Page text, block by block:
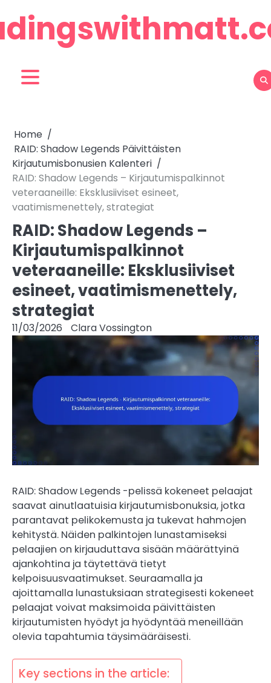
to
content
Home
RAID: Shadow Legends Päivittäisten
Kirjautumisbonusien Kalenteri
RAID: Shadow Legends – Kirjautumispalkinnot
veteraaneille: Eksklusiiviset esineet,
vaatimismenettely, strategiat
RAID: Shadow Legends –
Kirjautumispalkinnot
veteraaneille: Eksklusiiviset
esineet, vaatimismenettely,
strategiat
11/03/2026 Clara Vossington
RAID: Shadow Legends -pelissä kokeneet pelaajat
saavat ainutlaatuisia kirjautumisbonuksia, jotka
parantavat pelikokemusta ja tukevat hahmojen
kehitystä. Näiden palkintojen lunastamiseksi
pelaajien on kirjauduttava sisään määrättyinä
ajankohtina ja täytettävä tietyt
kelpoisuusvaatimukset. Seuraamalla ja
ajoittamalla lunastuksiaan strategisesti kokeneet
pelaajat voivat maksimoida päivittäisten
kirjautumisten hyödyt ja hyödyntää meneillään
olevia tapahtumia täysimääräisesti.
Key sections in the article: